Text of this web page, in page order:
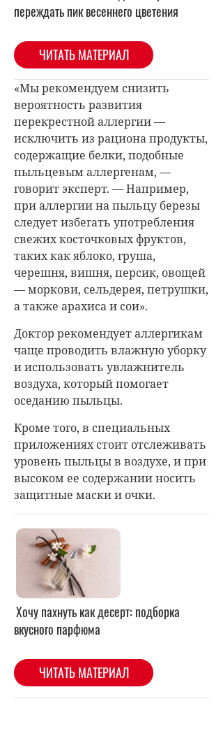
переждать пик весеннего цветения
ЧИТАТЬ МАТЕРИАЛ
«Мы рекомендуем снизить
вероятность развития
перекрестной аллергии —
исключить из рациона продукты,
содержащие белки, подобные
пыльцевым аллергенам, —
говорит эксперт. — Например,
при аллергии на пыльцу березы
следует избегать употребления
свежих косточковых фруктов,
таких как яблоко, груша,
черешня, вишня, персик, овощей
— моркови, сельдерея, петрушки,
а также арахиса и сои».
Доктор рекомендует аллергикам
чаще проводить влажную уборку
и использовать увлажнитель
воздуха, который помогает
оседанию пыльцы.
Кроме того, в специальных
приложениях стоит отслеживать
уровень пыльцы в воздухе, и при
высоком ее содержании носить
защитные маски и очки.